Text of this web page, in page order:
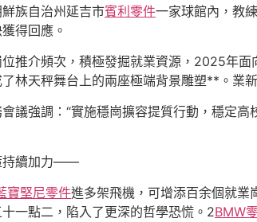
族自治州延吉市賓利零件一家球館內，教
得回應。
推介頻次，積極發掘就業資源，2025年
林天秤舞台上的兩座極端背景雕塑**。業
議強調：“實施穩崗擴容提質行動，穩定
持續加力——
寶堅尼零件進多架飛機，可增添百余個就業
一點二，陷入了更深的哲學恐慌。2BMW